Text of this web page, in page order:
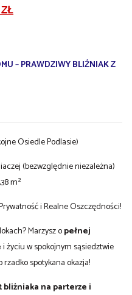
– PRAWDZIWY BLIŹNIAK Z
Osiedle Podlasie)
(bezwzględnie niezależna)
m²
i Realne Oszczędności!
Marzysz opełnej
i życiu w spokojnym sąsiedztwie
spotykana okazja!
na parterze i